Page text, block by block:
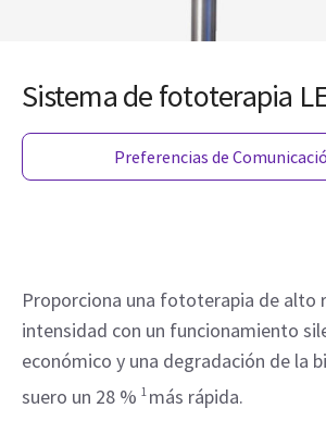
Sistema de fototerapia
Preferencias de
Proporciona una fototerapia de alto
intensidad con un funcionamiento
económico y una degradación de la
suero un 28 % 1 más rápida.